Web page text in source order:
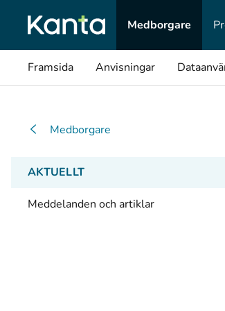
Medborgare
Framsida Anvisningar
Medborgare
AKTUELLT
Meddelanden och artiklar